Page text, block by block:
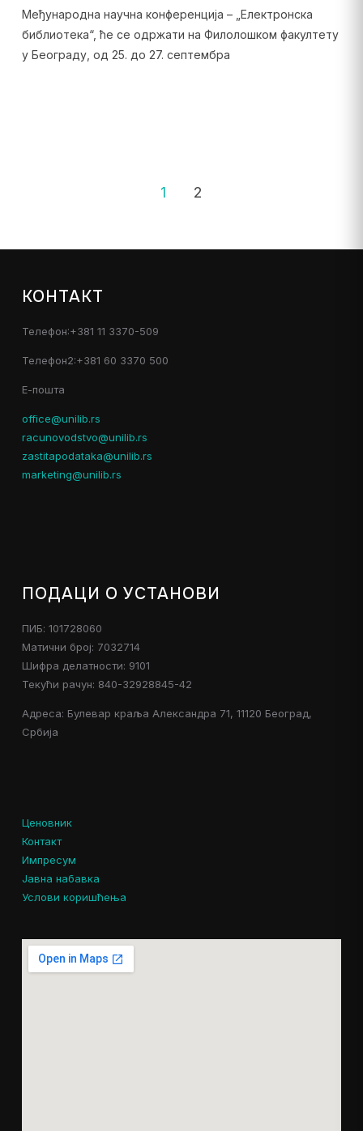
Међународна научна конференција – „Електронска
библиотека“, ће се одржати на Филолошком факултету
у Београду, од 25. до 27. септембра
1 2
КОНТАКТ
Телефон:+381 11 3370-509
Телефон2:+381 60 3370 500
Е-пошта
office@unilib.rs
racunovodstvo@unilib.rs
zastitapodataka@unilib.rs
marketing@unilib.rs
ПОДАЦИ О УСТАНОВИ
ПИБ: 101728060
Матични број: 7032714
Шифра делатности: 9101
Текући рачун: 840-32928845-42
Адреса: Булевар краља Александра 71, 11120 Београд,
Србија
Ценовник
Контакт
Импресум
Јавна набавка
Услови коришћења